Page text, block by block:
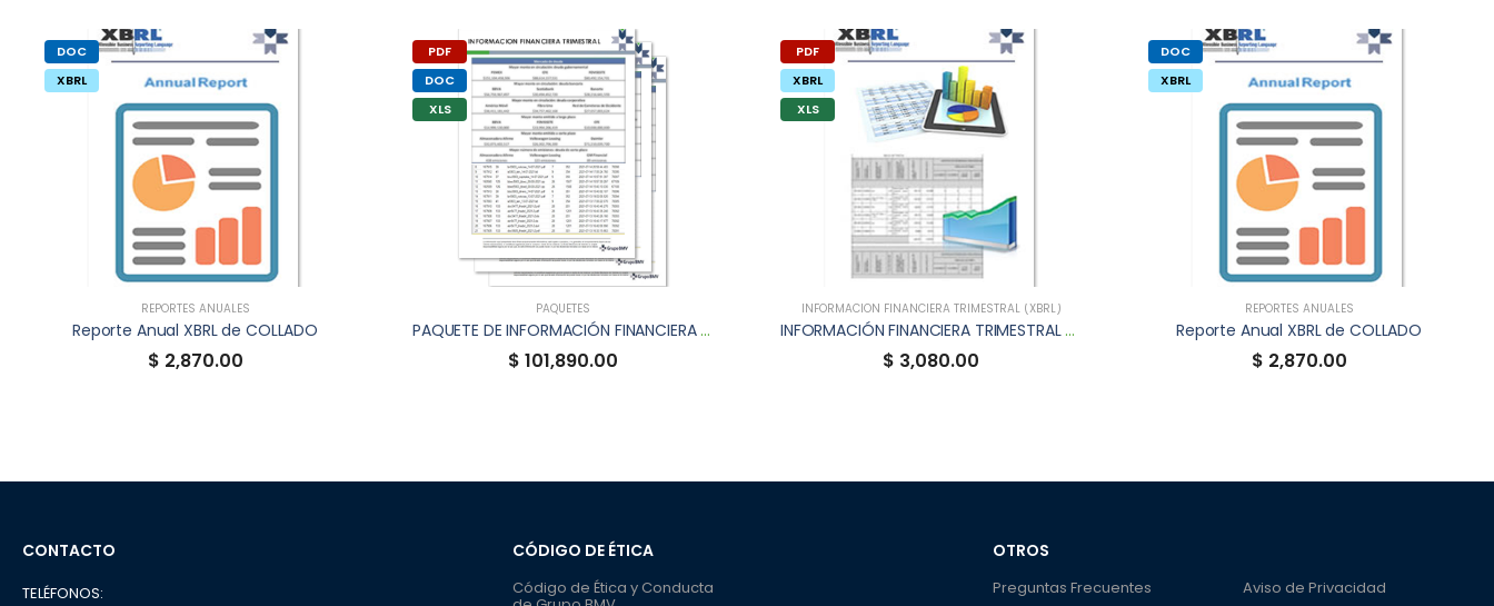
DOC
XBRL
REPORTES ANUALES
Reporte Anual XBRL de COLLADO
$ 2,870.00
PDF
DOC
XLS
PAQUETES
PAQUETE DE INFORMACIÓN FINANCIERA TRIMESTRAL
$ 101,890.00
PDF
XBRL
XLS
INFORMACIÓN FINANCIERA TRIMESTRAL (XBRL)
INFORMACIÓN FINANCIERA TRIMESTRAL XBRL DE COLLADO
$ 3,080.00
DOC
XBRL
REPORTES ANUALES
Reporte Anual XBRL de COLLADO
$ 2,870.00
CÓDIGO DE ÉTICA
Código de Ética y Conducta
OTROS
Preguntas Frecuentes
Aviso de Privacidad
CONTACTO
TELÉFONOS: